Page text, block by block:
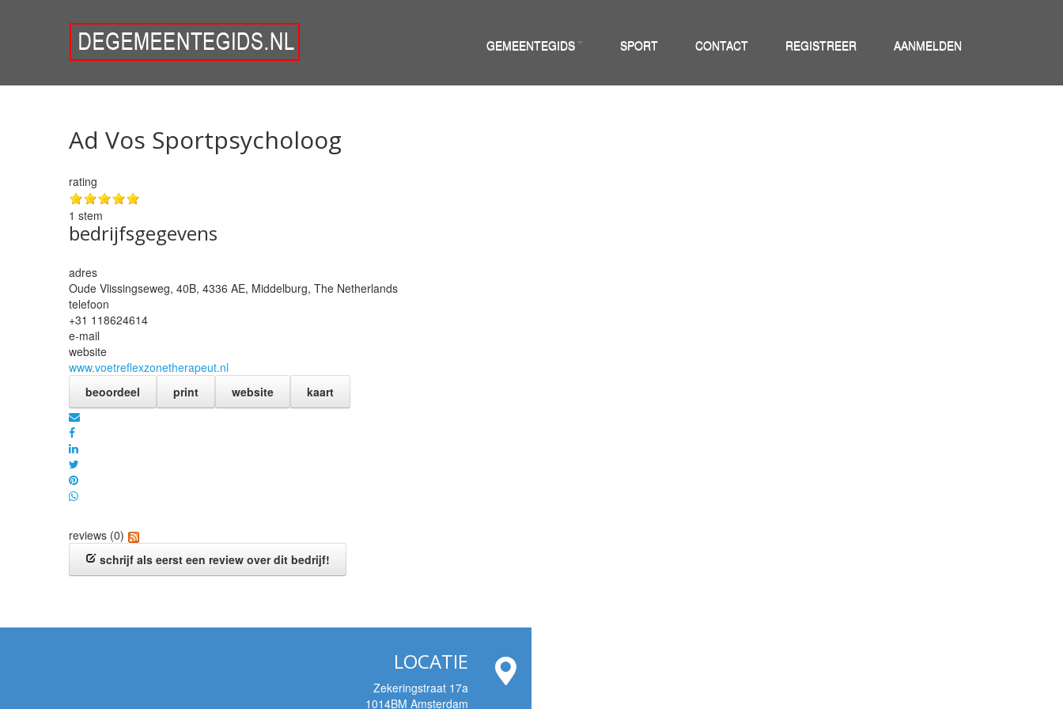
GEMEENTEGIDS SPORT CONTACT REGISTREER AANMELDEN
Ad Vos Sportpsycholoog
rating
1 stem
bedrijfsgegevens
adres
Oude Vlissingseweg, 40B, 4336 AE, Middelburg, The Netherlands
telefoon
+31 118624614
e-mail
website
www.voetreflexzonetherapeut.nl
beoordeel
print website kaart
reviews (0)
schrijf als eerst een review over dit bedrijf!
LOCATIE
Zekeringstraat 17a
1014BM Amsterdam